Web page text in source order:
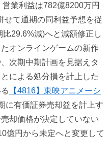
業利益は782億8200万円
せて通期の同利益予想を従
29.6%減)へと減額修正し
オンラインゲームの新作
次期中期計画を見据えタ
による処分損を計上した
【4816】東映アニメーシ
に有価証券売却益を計上す
却価格が決定していない
億円から未定へと変更して